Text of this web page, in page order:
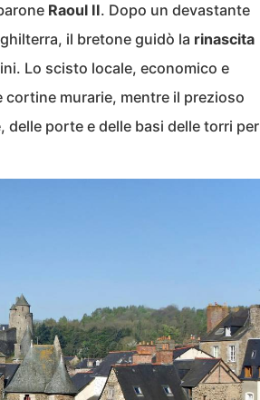
Raoul II. Dopo un devastante
il bretone guidò la rinascita
Lo scisto locale, economico e
murarie, mentre il prezioso
porte e delle basi delle torri per